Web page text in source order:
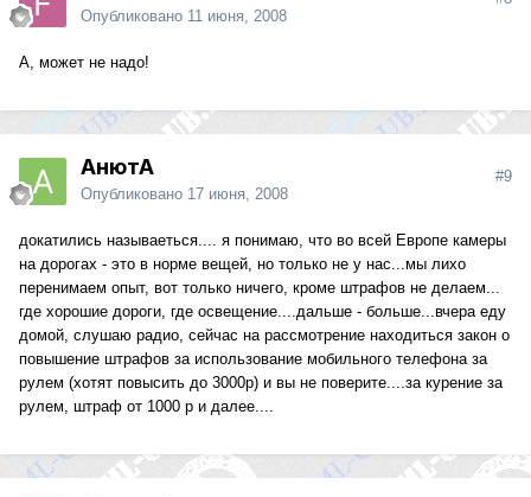
Опубликовано 11 июня, 2008
А, может не надо!
АнютА
Опубликовано 17 июня, 2008
#9
докатились называеться.... я понимаю, что во всей Европе камеры
на дорогах - это в норме вещей, но только не у нас...мы лихо
перенимаем опыт, вот только ничего, кроме штрафов не делаем...
где хорошие дороги, где освещение....дальше - больше...вчера еду
домой, слушаю радио, сейчас на рассмотрение находиться закон о
повышение штрафов за использование мобильного телефона за
рулем (хотят повысить до 3000р) и вы не поверите....за курение за
рулем, штраф от 1000 р и далее....